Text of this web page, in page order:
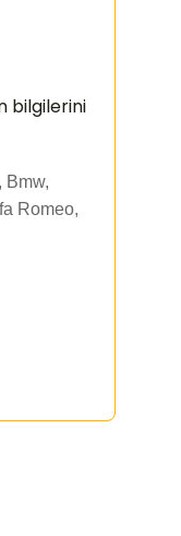
bilgilerini
Bmw,
Romeo,